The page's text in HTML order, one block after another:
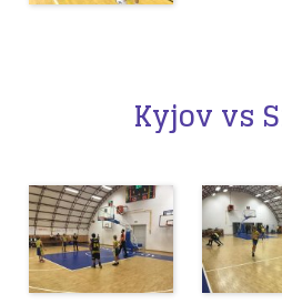
Kyjov vs